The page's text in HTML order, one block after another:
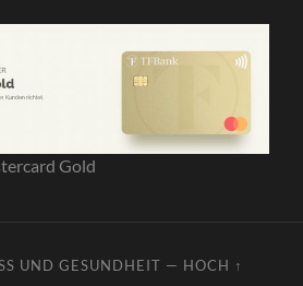
Gold
UND GESUNDHEIT — HOCH ↑